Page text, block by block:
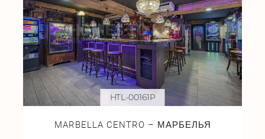
MARBELLA CENTRO – МАРБЕЛЬЯ
HTL-00161P